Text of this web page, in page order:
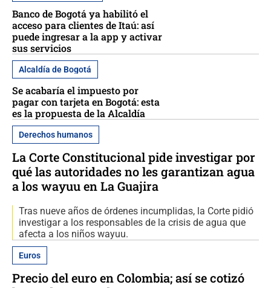
Banco de Bogotá ya habilitó el
acceso para clientes de Itaú: así
puede ingresar a la app y activar
sus servicios
Alcaldía de Bogotá
Se acabaría el impuesto por
pagar con tarjeta en Bogotá: esta
es la propuesta de la Alcaldía
Derechos humanos
La Corte Constitucional pide investigar por
qué las autoridades no les garantizan agua
a los wayuu en La Guajira
Tras nueve años de órdenes incumplidas, la Corte pidió
investigar a los responsables de la crisis de agua que
afecta a los niños wayuu.
Euros
Precio del euro en Colombia; así se cotizó